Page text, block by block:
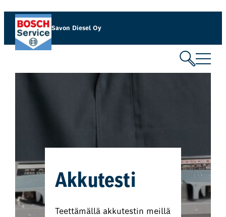
Savon Diesel Oy
Akkutesti
Teettämällä akkutestin meillä